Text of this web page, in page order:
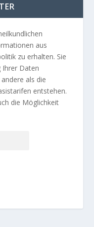
aus
zu erhalten. Sie
Ihrer Daten
als die
entstehen.
die Möglichkeit